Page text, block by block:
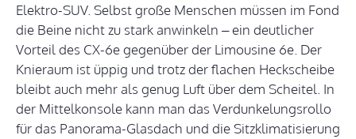
Elektro-SUV. Selbst große Menschen müssen im Fond
die Beine nicht zu stark anwinkeln – ein deutlicher
Vorteil des CX-6e gegenüber der Limousine 6e. Der
Knieraum ist üppig und trotz der flachen Heckscheibe
bleibt auch mehr als genug Luft über dem Scheitel. In
der Mittelkonsole kann man das Verdunkelungsrollo
für das Panorama-Glasdach und die Sitzklimatisierung